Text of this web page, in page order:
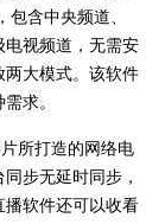
含中央频道、
视频道，无需安
大模式。该软件
求。
所打造的网络电
步无延时同步，
软件还可以收看